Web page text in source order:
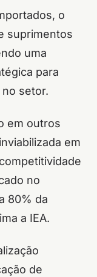
o
suprimentos
uma
para
setor.
em outros
em
no
80% da
a IEA.
de